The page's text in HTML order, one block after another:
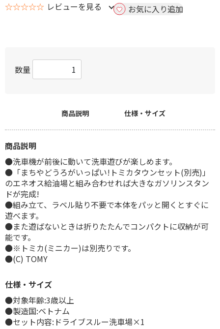
☆☆☆☆☆ レビューを見る お気に入り追加
数量
商品説明 仕様・サイズ
商品説明
●洗車機が前後に動いて洗車遊びが楽しめます。
●「まちやどうろがいっぱい!トミカタウンセット(別売)」
のエネオス給油場と組み合わせれば大きなガソリンスタン
ドが完成!
●組み立て、ラベル貼り不要で本体をパッと開くとすぐに
遊べます。
●また遊ばないときは折りたたんでコンパクトに収納が可
能です。
●※トミカ(ミニカー)は別売りです。
●(C) TOMY
仕様・サイズ
●対象年齢:3歳以上
●製造国:ベトナム
●セット内容:ドライブスルー洗車場×1